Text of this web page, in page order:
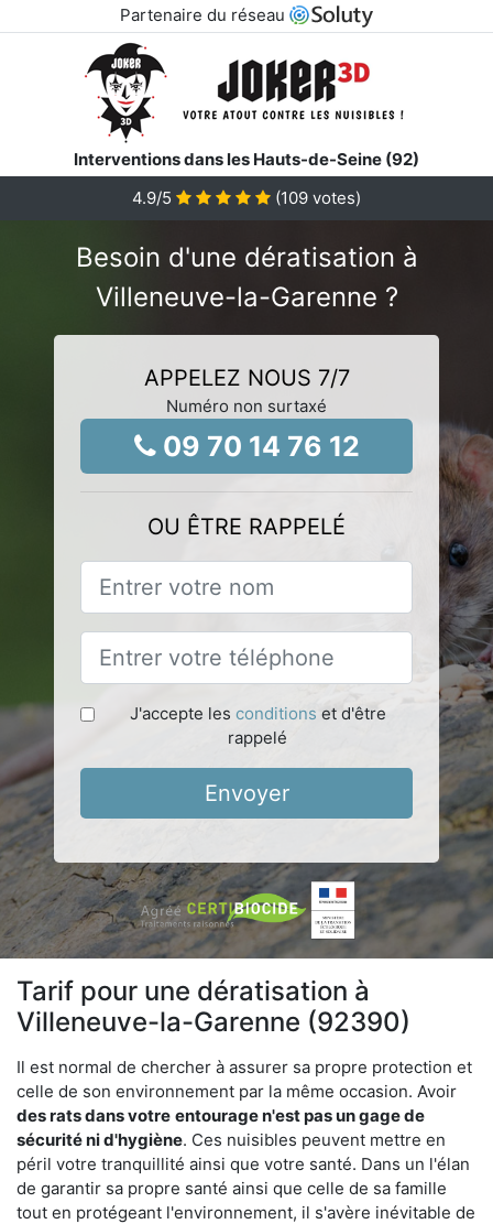
Partenaire du réseau
Interventions dans les Hauts-de-Seine (92)
4.9/5 (109 votes)
Besoin d'une dératisation à
Villeneuve-la-Garenne ?
APPELEZ NOUS 7/7
Numéro non surtaxé
09 70 14 76 12
OU ÊTRE RAPPELÉ
J'accepte les conditions et d'être
rappelé
Envoyer
Tarif pour une dératisation à
Villeneuve-la-Garenne (92390)
Il est normal de chercher à assurer sa propre protection et
celle de son environnement par la même occasion. Avoir
des rats dans votre entourage n'est pas un gage de
sécurité ni d'hygiène. Ces nuisibles peuvent mettre en
péril votre tranquillité ainsi que votre santé. Dans un l'élan
de garantir sa propre santé ainsi que celle de sa famille
tout en protégeant l'environnement, il s'avère inévitable de